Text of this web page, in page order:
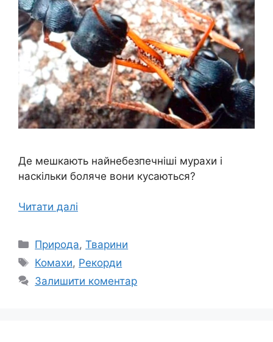
Де мешкають найнебезпечніші мурахи і
наскільки боляче вони кусаються?
Читати далі
Категорії
Природа,Тварини
Позначки
Комахи, Рекорди
Залишити коментар